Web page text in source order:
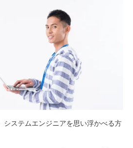
システムエンジニアを思い浮かべる方